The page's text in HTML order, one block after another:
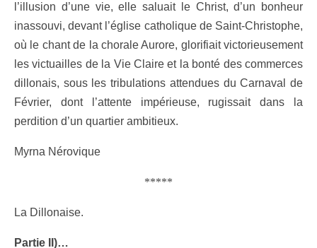
l’illusion d’une vie, elle saluait le Christ, d’un bonheur
inassouvi, devant l’église catholique de Saint-Christophe,
où le chant de la chorale Aurore, glorifiait victorieusement
les victuailles de la Vie Claire et la bonté des commerces
dillonais, sous les tribulations attendues du Carnaval de
Février, dont l’attente impérieuse, rugissait dans la
perdition d’un quartier ambitieux.
Myrna Nérovique
*****
La Dillonaise.
Partie II)…